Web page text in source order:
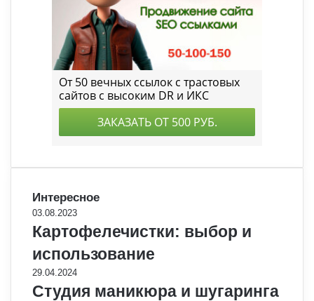
Интересное
03.08.2023
Картофелечистки: выбор и
использование
29.04.2024
Студия маникюра и шугаринга